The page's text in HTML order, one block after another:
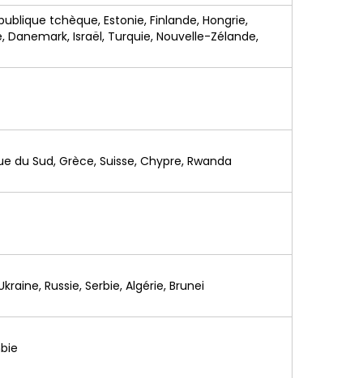
tchèque, Estonie, Finlande, Hongrie,
Danemark, Israël, Turquie, Nouvelle-Zélande,
du Sud, Grèce, Suisse, Chypre, Rwanda
Russie, Serbie, Algérie, Brunei